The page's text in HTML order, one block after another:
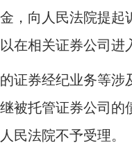
，向人民法院提
在相关证券公司进
券经纪业务等涉
被托管证券公司
民法院不予受理。